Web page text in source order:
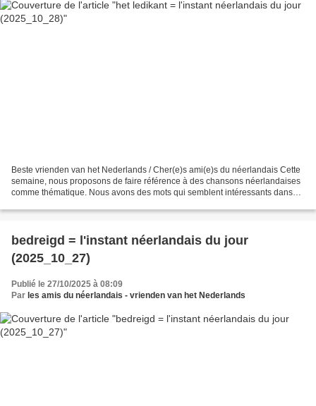
Beste vrienden van het Nederlands / Cher(e)s ami(e)s du néerlandais Cette
semaine, nous proposons de faire référence à des chansons néerlandaises
comme thématique. Nous avons des mots qui semblent intéressants dans
bedreigd = l'instant néerlandais du jour
(2025_10_27)
Publié le 27/10/2025 à 08:09
Par les amis du néerlandais - vrienden van het Nederlands